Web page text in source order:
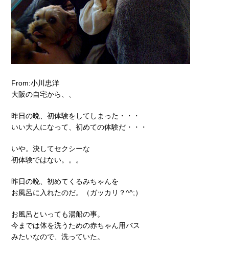
From:小川忠洋
大阪の自宅から、、
昨日の晩、初体験をしてしまった・・・
いい大人になって、初めての体験だ・・・
いや。決してセクシーな
初体験ではない。。。
昨日の晩、初めてくるみちゃんを
お風呂に入れたのだ。（ガッカリ？^^;）
お風呂といっても湯船の事。
今までは体を洗うための赤ちゃん用バス
みたいなので、洗っていた。